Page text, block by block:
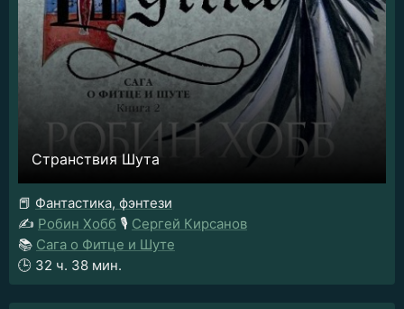
Странствия Шута
📕 Фантастика, фэнтези
✍️ Робин Хобб 🎙️ Сергей Кирсанов
📚 Сага о Фитце и Шуте
🕒 32 ч. 38 мин.